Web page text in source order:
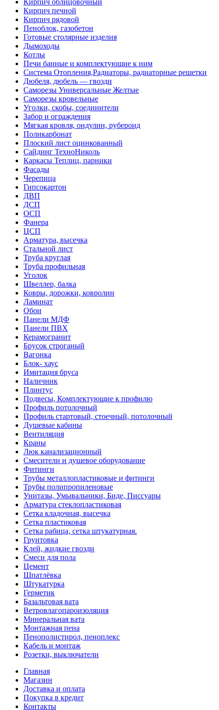
Кирпич печной
Кирпич рядовой
Пеноблок, газобетон
Готовые столярные изделия
Дымоходы
Котлы
Печи банные и комплектующие к ним
Система Отопления,Радиаторы, радиаторные решетки
Дюбеля, дюбель — гвозди
Саморезы Универсальные Желтые
Саморезы кровельные
Уголки, скобы, соединители
Забор и ограждения
Мягкая кровля, ондулин, рубероид
Поликарбонат
Плоский лист оцинкованный
Сайдинг ТехноНиколь
Каркасы Теплиц, парники
Фасады
Черепица
Гипсокартон
ДВП
ДСП
ОСП
Фанера
ЦСП
Арматура, высечка
Стальной лист
Труба круглая
Труба профильная
Уголок
Швеллер, балка
Ковры, дорожки, ковролин
Ламинат
Обои
Панели МДФ
Панели ПВХ
Керамогранит
Брусок строганый
Вагонка
Блок- хаус
Имитация бруса
Наличник
Плинтус
Подвесы, Комплектующие к профилю
Профиль потолочный
Профиль стартовый, стоечный, потолочный
Душевые кабины
Вентиляция
Краны
Люк канализационный
Смесители и душевое оборудование
Фитинги
Трубы металлопластиковые и фитинги
Трубы полипропиленовые
Унитазы, Умывальники, Биде, Писсуары
Арматура стеклопластиковая
Сетка кладочная, высечка
Сетка пластиковая
Сетка рабица, сетка штукатурная.
Грунтовка
Клей, жидкие гвозди
Смеси для пола
Цемент
Шпатлёвка
Штукатурка
Герметик
Базальтовая вата
Ветровлагопароизоляция
Минеральная вата
Монтажная пена
Пенополистирол, пеноплекс
Кабель и монтаж
Розетки, выключатели
Главная
Магазин
Доставка и оплата
Покупка в кредит
Контакты